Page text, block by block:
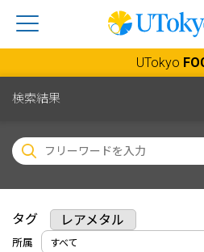
UTokyo
検索結果
タグ レアメタル
所属